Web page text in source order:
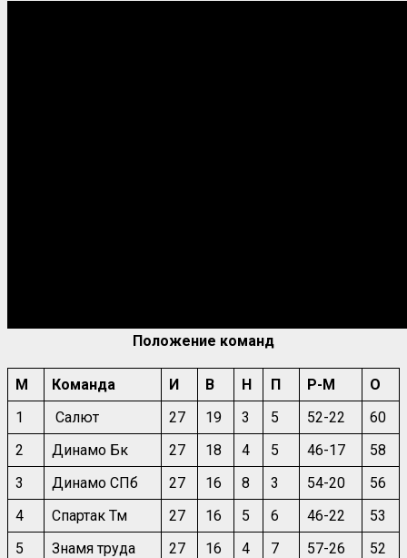
Положение команд
М Команда И В Н П Р-М
О
1
Салют 27 19 3 5 52-22
60
2
Динамо Бк 27 18 4 5 46-17
58
3
Динамо СПб 27 16 8 3 54-20
56
4
Спартак Тм 27 16 5 6 46-22
53
5
Знамя труда 27 16 4 7 57-26
52